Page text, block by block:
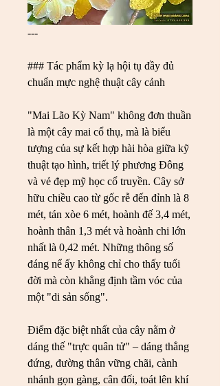
---
### Tác phẩm kỳ lạ hội tụ đầy đủ
chuẩn mực nghệ thuật cây cảnh
"Mai Lão Kỳ Nam" không đơn thuần
là một cây mai cổ thụ, mà là biểu
tượng của sự kết hợp hài hòa giữa kỹ
thuật tạo hình, triết lý phương Đông
và vẻ đẹp mỹ học cổ truyền. Cây sở
hữu chiều cao từ gốc rễ đến đỉnh là 8
mét, tán xòe 6 mét, hoành đế 3,4 mét,
hoành thân 1,3 mét và hoành chi lớn
nhất là 0,42 mét. Những thông số
đáng nể ấy không chỉ cho thấy tuổi
đời mà còn khẳng định tầm vóc của
một "di sản sống".
Điểm đặc biệt nhất của cây nằm ở
dáng thế "trực quân tử" – dáng thẳng
đứng, đường thân vững chãi, cành
nhánh gọn gàng, cân đối, toát lên khí